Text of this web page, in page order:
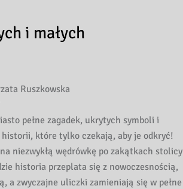
i małych
Ruszkowska
pełne zagadek, ukrytych symboli i
które tylko czekają, aby je odkryć!
niezwykłą wędrówkę po zakątkach stolicy
historia przeplata się z nowoczesnością,
a zwyczajne uliczki zamieniają się w pełne